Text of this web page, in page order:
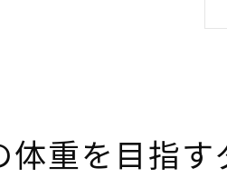
体重を目指